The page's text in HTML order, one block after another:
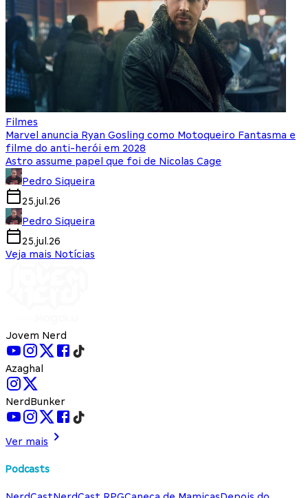
Filmes
Marvel anuncia Ryan Gosling como Motoqueiro Fantasma e
filme do anti-herói em 2028
Astro assume papel que foi de Nicolas Cage
Pedro Siqueira
25.jul.26
Pedro Siqueira
25.jul.26
Veja mais Notícias
Jovem Nerd
Azaghal
NerdBunker
Ver mais
Podcasts